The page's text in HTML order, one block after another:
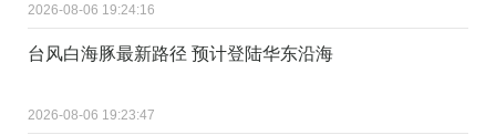
2026-08-06 19:24:16
台风白海豚最新路径 预计登陆华东沿海
2026-08-06 19:23:47